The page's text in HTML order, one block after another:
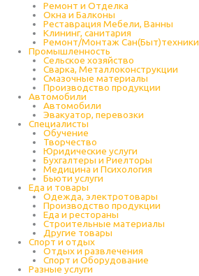
Ремонт и Отделка
Окна и Балконы
Реставрация Мебели, Ванны
Клининг, санитария
Ремонт/Монтаж Сан(Быт)техники
Промышленность
Cельское хозяйство
Сварка, Металлоконструкции
Cмазочные материалы
Производство продукции
Автомобили
Автомобили
Эвакуатор, перевозки
Специалисты
Обучение
Творчество
Юридические услуги
Бухгалтеры и Риелторы
Медицина и Психология
Бьюти услуги
Еда и товары
Одежда, электротовары
Производство продукции
Еда и рестораны
Строительные материалы
Другие товары
Спорт и отдых
Отдых и развлечения
Спорт и Оборудование
Разные услуги